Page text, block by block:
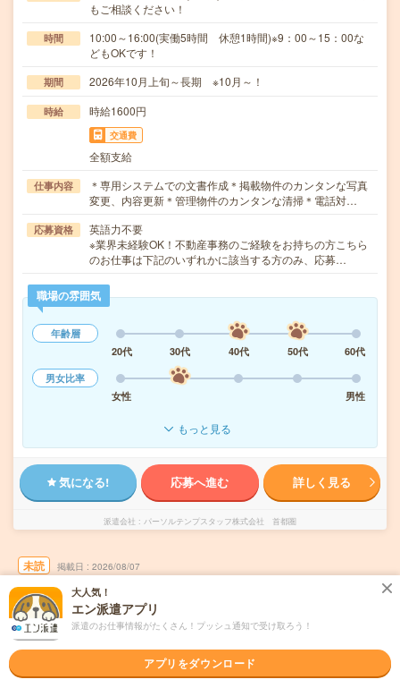
もご相談ください！
時間
10:00～16:00(実働5時間 休憩1時間)※9：00～15：00な
どもOKです！
期間 2026年10月上旬～長期 ※10月～！
時給 時給1600円
交通費
全額支給
仕事内容
＊専用システムでの文書作成＊掲載物件のカンタンな写真
変更、内容更新＊管理物件のカンタンな清掃＊電話対…
応募資格
英語力不要
※業界未経験OK！不動産事務のご経験をお持ちの方こちら
のお仕事は下記のいずれかに該当する方のみ、応募…
職場の雰囲気
年齢層
20代
30代 40代 50代
60代
男女比率
女性
男性
もっと見る
気になる! 応募へ進む 詳しく見る
派遣会社 パーソルテンプスタッフ株式会社 首都圏
未読 掲載日 2026/08/07
＜月収26万！＞大手メーカーグループ・保険
組合！入力多め事務
大人気！
エン派遣アプリ
派遣のお仕事情報がたくさん！プッシュ通知で受け取ろう！
アプリをダウンロード